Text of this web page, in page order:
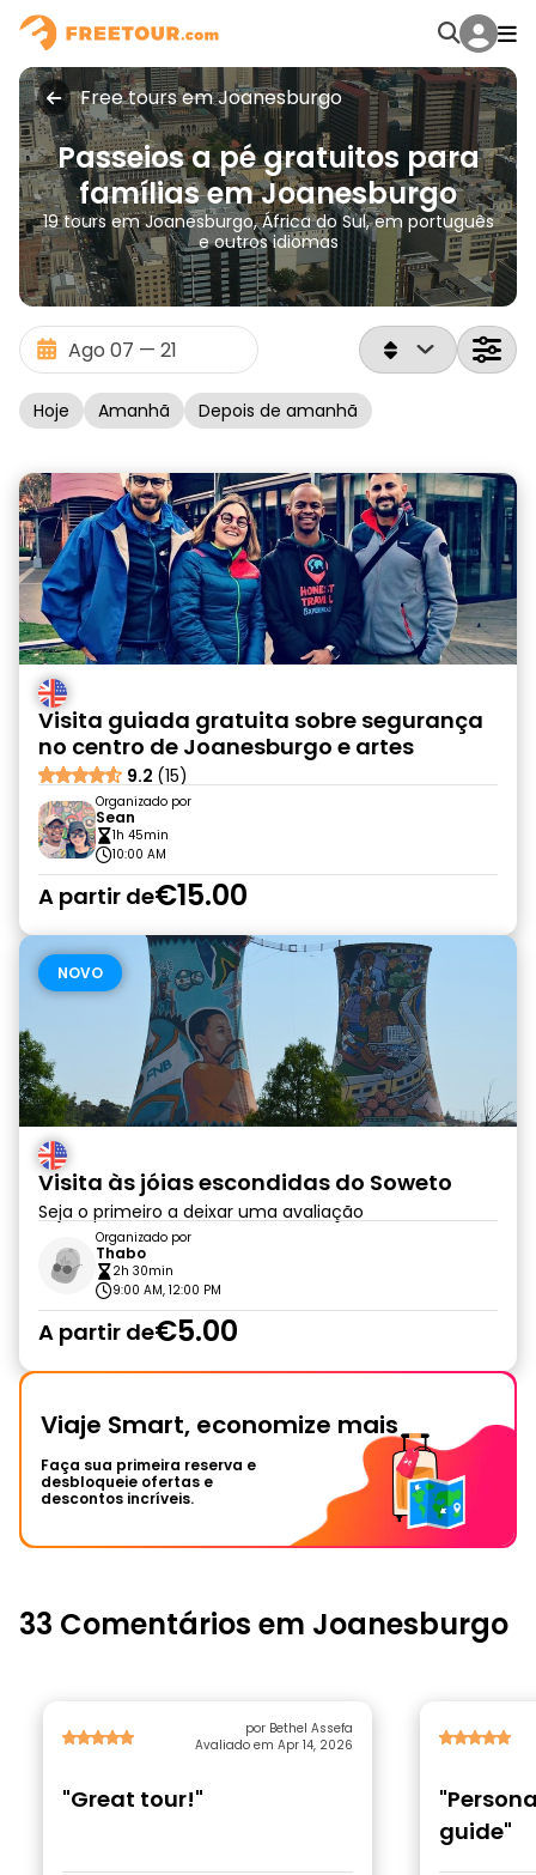
Free tours em Joanesburgo
Passeios a pé gratuitos para
famílias em Joanesburgo
19 tours em Joanesburgo, África do Sul, em português
e outros idiomas
Hoje Amanhã Depois de amanhã
Visita guiada gratuita sobre segurança
no centro de Joanesburgo e artes
9.2 (15)
Organizado por
Sean
1h 45min
10:00 AM
A partir de€15.00
NOVO
Visita às jóias escondidas do Soweto
Seja o primeiro a deixar uma avaliação
Organizado por
Thabo
2h 30min
9:00 AM, 12:00 PM
A partir de€5.00
Viaje Smart, economize mais
Faça sua primeira reserva e
desbloqueie ofertas e
descontos incríveis.
33 Comentários em Joanesburgo
por Bethel Assefa
Avaliado em Apr 14, 2026
"Great tour!"
guide"